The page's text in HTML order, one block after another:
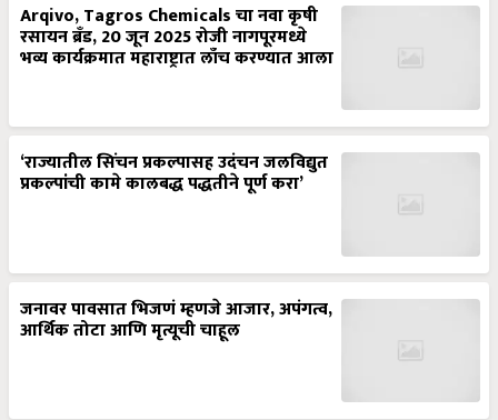
Arqivo, Tagros Chemicals चा नवा कृषी
रसायन ब्रँड, 20 जून 2025 रोजी नागपूरमध्ये
भव्य कार्यक्रमात महाराष्ट्रात लाँच करण्यात आला
‘राज्यातील सिंचन प्रकल्पासह उदंचन जलविद्युत
प्रकल्पांची कामे कालबद्ध पद्धतीने पूर्ण करा’
जनावर पावसात भिजणं म्हणजे आजार, अपंगत्व,
आर्थिक तोटा आणि मृत्यूची चाहूल